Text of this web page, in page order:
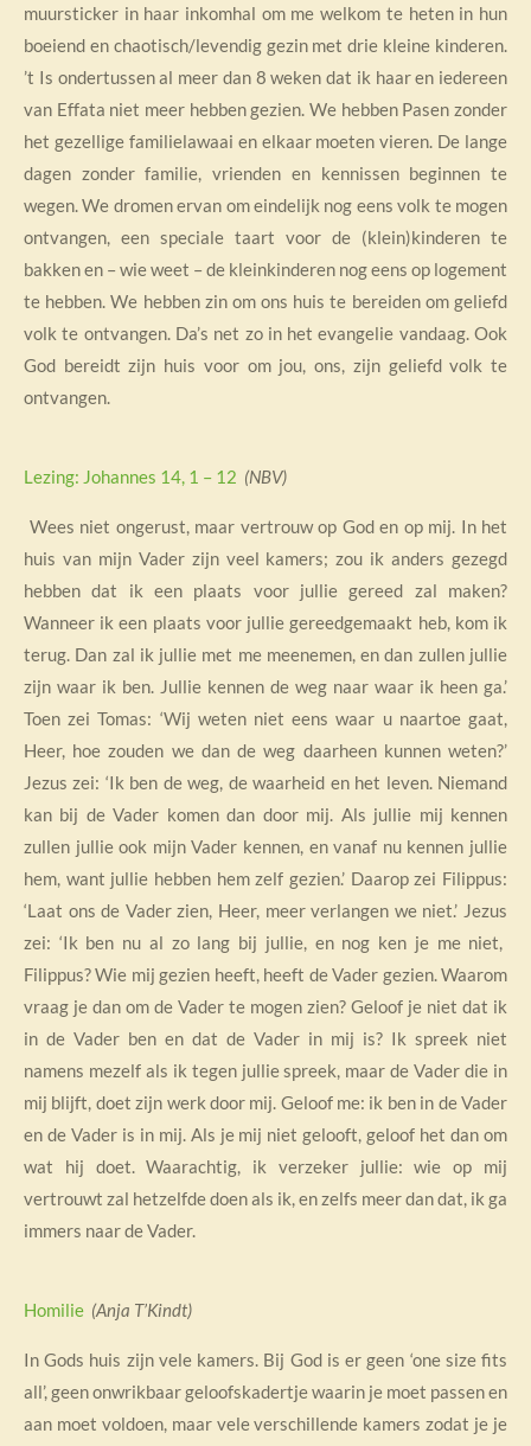
muursticker in haar inkomhal om me welkom te heten in hun
boeiend en chaotisch/levendig gezin met drie kleine kinderen.
’t Is ondertussen al meer dan 8 weken dat ik haar en iedereen
van Effata niet meer hebben gezien. We hebben Pasen zonder
het gezellige familielawaai en elkaar moeten vieren. De lange
dagen zonder familie, vrienden en kennissen beginnen te
wegen. We dromen ervan om eindelijk nog eens volk te mogen
ontvangen, een speciale taart voor de (klein)kinderen te
bakken en – wie weet – de kleinkinderen nog eens op logement
te hebben. We hebben zin om ons huis te bereiden om geliefd
volk te ontvangen. Da’s net zo in het evangelie vandaag. Ook
God bereidt zijn huis voor om jou, ons, zijn geliefd volk te
ontvangen.
Lezing: Johannes 14, 1 – 12 (NBV)
Wees niet ongerust, maar vertrouw op God en op mij. In het
huis van mijn Vader zijn veel kamers; zou ik anders gezegd
hebben dat ik een plaats voor jullie gereed zal maken?
Wanneer ik een plaats voor jullie gereedgemaakt heb, kom ik
terug. Dan zal ik jullie met me meenemen, en dan zullen jullie
zijn waar ik ben.
Jullie kennen de weg naar waar ik heen ga.’
Toen zeiTomas: ‘Wij weten niet eens waar u naartoe gaat,
Heer, hoe zouden we dan de weg daarheen kunnen weten?’
Jezus zei: ‘Ik ben de weg, de waarheid en het leven. Niemand
kan bij de Vader komen dan door mij. Als jullie mij kennen
zullen jullie ook mijn Vader kennen, en vanaf nu kennen jullie
hem, want jullie hebben hem zelf gezien.’ Daarop zei Filippus:
‘Laat ons de Vader zien, Heer, meer verlangen we niet.’ Jezus
zei: ‘Ik ben nu al zo lang bij jullie, en nog ken je me niet,
Filippus? Wie mij gezien heeft, heeft de Vader gezien. Waarom
vraag je dan om de Vader te mogen zien? Geloof je niet dat ik
in de Vader ben en dat de Vader in mij is? Ik spreek niet
namens mezelf als ik tegen jullie spreek, maar de Vader die in
mij blijft, doet zijn werk door mij. Geloof me: ik ben in de Vader
en de Vader is in mij. Als je mij niet gelooft, geloof het dan om
wat hij doet.Waarachtig, ik verzeker jullie: wie op mij
vertrouwt zal hetzelfde doen als ik, en zelfs meer dan dat, ik ga
immers naar de Vader.
Homilie (Anja T’Kindt)
In Gods huis zijn vele kamers. Bij God is er geen ‘one size fits
all’, geen onwrikbaar geloofskadertje waarin je moet passen en
aan moet voldoen, maar vele verschillende kamers zodat je je